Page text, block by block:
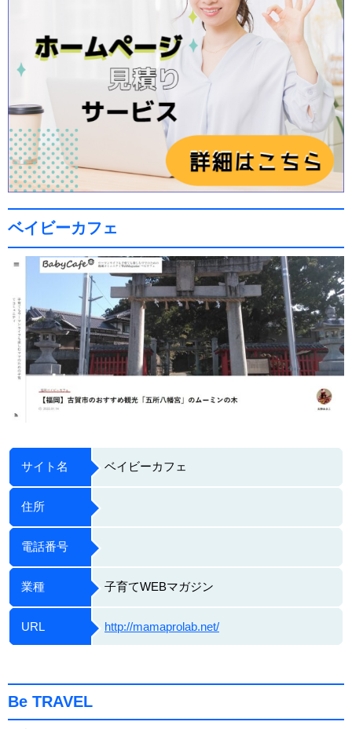
ベイビーカフェ
サイト名 ベイビーカフェ
住所
電話番号
業種 子育てWEBマガジン
URL http://mamaprolab.net/
Be TRAVEL